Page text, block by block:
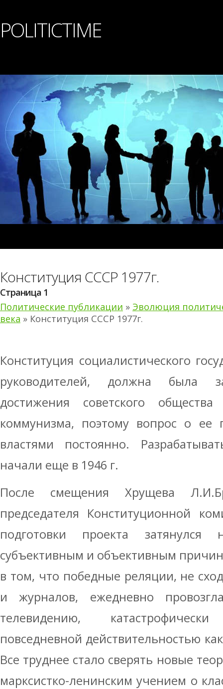
POLITICTIME
Конституция СССР 1977г.
Страница 1
Политические публикации » Эволюция
века » Конституция СССР 1977г.
Конституция социалистического
руководителей, должна была
достижения советского
коммунизма, поэтому вопрос о ее
властями постоянно.
начали еще в 1946 г.
После смещения Хрущева
председателя Конституционной
подготовки проекта
субъективным и объективным
в том, что победные реляции, не
и журналов, ежедневно
телевидению,
повседневной действительностью
Все труднее стало сверять новые
марксистко-ленинским учением о